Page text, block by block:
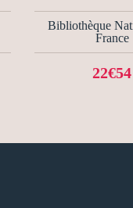
Bibliothèque
France
22€54